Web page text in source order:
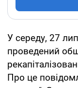
У середу, 27
проведений
Про це